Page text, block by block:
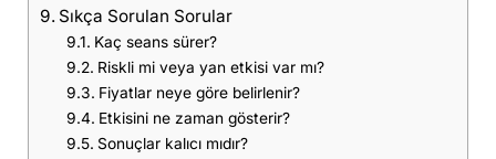
Sıkça Sorulan Sorular
Kaç seans sürer?
Riskli mi veya yan etkisi var mı?
Fiyatlar neye göre belirlenir?
Etkisini ne zaman gösterir?
Sonuçlar kalıcı mıdır?